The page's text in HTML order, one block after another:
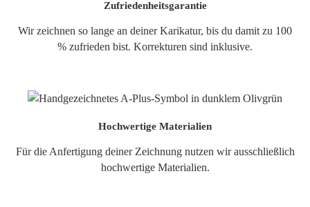
Zufriedenheitsgarantie
Wir zeichnen so lange an deiner Karikatur, bis du damit zu 100
% zufrieden bist. Korrekturen sind inklusive.
Hochwertige Materialien
Für die Anfertigung deiner Zeichnung nutzen wir ausschließlich
hochwertige Materialien.